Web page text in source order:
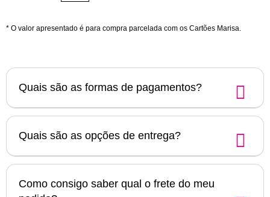
* O valor apresentado é para compra parcelada com os Cartões Marisa.
Quais são as formas de pagamentos?
Quais são as opções de entrega?
Como consigo saber qual o frete do meu